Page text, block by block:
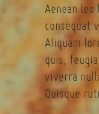
Aenean
consequat
Aliquam
quis,
viverra
Quisque